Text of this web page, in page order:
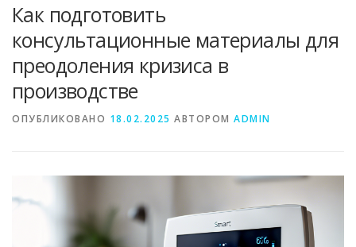
МЕТАЛЛЫ И ОКРУЖАЮЩАЯ СРЕДА
ПРИМЕНЕНИЕ МЕТАЛЛОВ
СТАТЬИ
Как подготовить
консультационные материалы для
преодоления кризиса в
производстве
ОПУБЛИКОВАНО 18.02.2025 АВТОРОМ ADMIN